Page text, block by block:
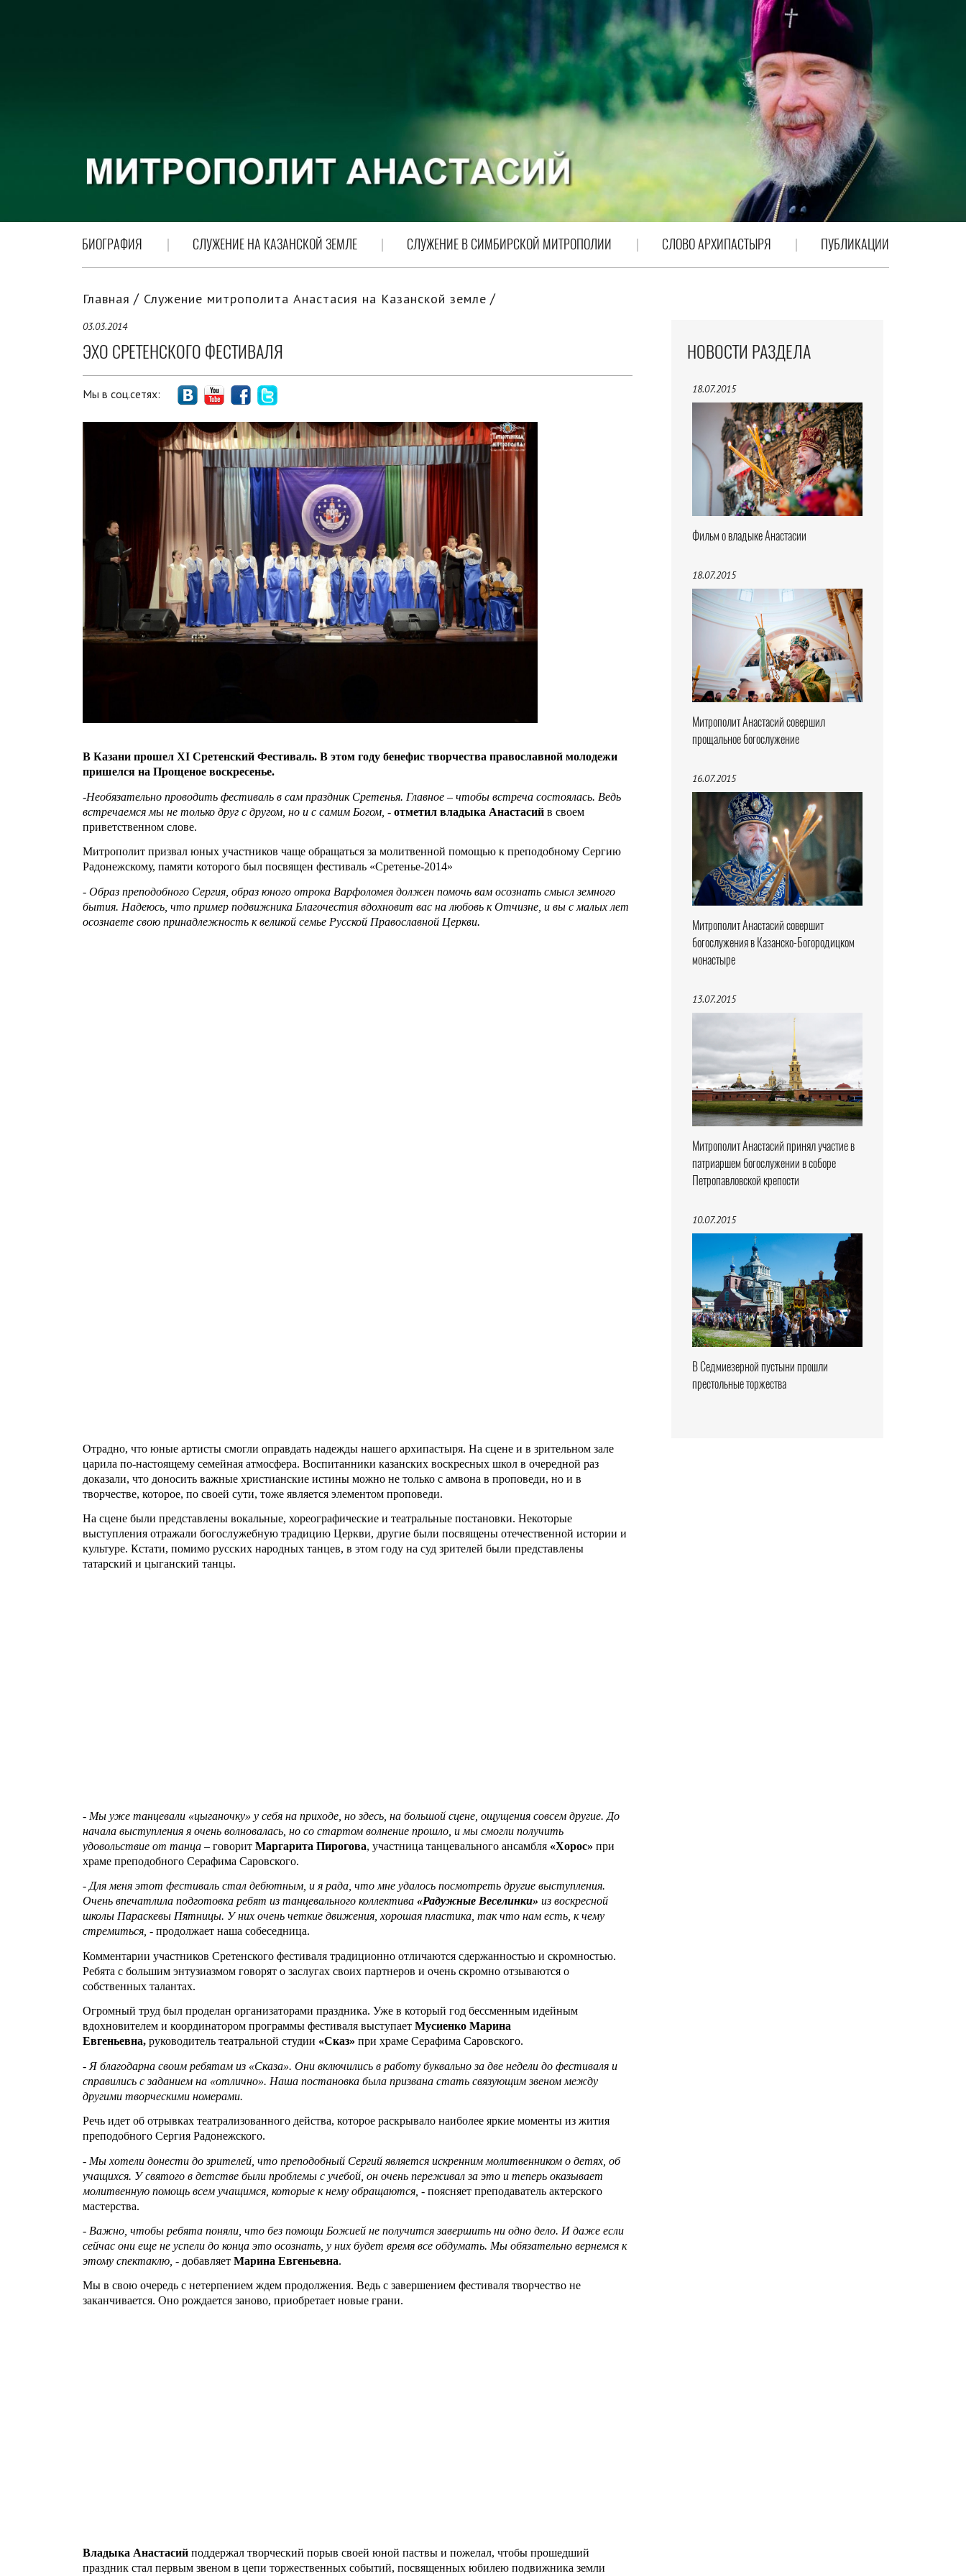
БИОГРАФИЯ СЛУЖЕНИЕ НА КАЗАНСКОЙ ЗЕМЛЕ СЛУЖЕНИЕ В СИМБИРСКОЙ МИТРОПОЛИИ СЛОВО АРХИПАСТЫРЯ ПУБЛИКАЦИИ
НОВОСТИ РАЗДЕЛА
18.07.2015
Фильм о владыке Анастасии
18.07.2015
Митрополит Анастасий совершил
прощальное богослужение
16.07.2015
Митрополит Анастасий совершит
богослужения в Казанско-Богородицком
монастыре
13.07.2015
Митрополит Анастасий принял участие в
патриаршем богослужении в соборе
Петропавловской крепости
10.07.2015
В Седмиезерной пустыни прошли
престольные торжества
Главная Служение митрополита Анастасия на Казанской земле
03.03.2014
ЭХО СРЕТЕНСКОГО ФЕСТИВАЛЯ
Мы в соц.сетях:
В Казани прошел XI Сретенский Фестиваль. В этом году бенефис творчества православной молодежи
пришелся на Прощеное воскресенье.
-Необязательно проводить фестиваль в сам праздник Сретенья. Главное – чтобы встреча состоялась. Ведь
встречаемся мы не только друг с другом, но и с самим Богом, - отметил владыка Анастасий в своем
приветственном слове.
Митрополит призвал юных участников чаще обращаться за молитвенной помощью к преподобному Сергию
Радонежскому, памяти которого был посвящен фестиваль «Сретенье-2014»
- Образ преподобного Сергия, образ юного отрока Варфоломея должен помочь вам осознать смысл земного
бытия. Надеюсь, что пример подвижника Благочестия вдохновит вас на любовь к Отчизне, и вы с малых лет
осознаете свою принадлежность к великой семье Русской Православной Церкви.
Отрадно, что юные артисты смогли оправдать надежды нашего архипастыря. На сцене и в зрительном зале
царила по-настоящему семейная атмосфера. Воспитанники казанских воскресных школ в очередной раз
доказали, что доносить важные христианские истины можно не только с амвона в проповеди, но и в
творчестве, которое, по своей сути, тоже является элементом проповеди.
На сцене были представлены вокальные, хореографические и театральные постановки. Некоторые
выступления отражали богослужебную традицию Церкви, другие были посвящены отечественной истории и
культуре. Кстати, помимо русских народных танцев, в этом году на суд зрителей были представлены
татарский и цыганский танцы.
- Мы уже танцевали «цыганочку» у себя на приходе, но здесь, на большой сцене, ощущения совсем другие. До
начала выступления я очень волновалась, но со стартом волнение прошло, и мы смогли получить
удовольствие от танца – говорит Маргарита Пирогова, участница танцевального ансамбля «Хорос» при
храме преподобного Серафима Саровского.
- Для меня этот фестиваль стал дебютным, и я рада, что мне удалось посмотреть другие выступления.
Очень впечатлила подготовка ребят из танцевального коллектива «Радужные Веселинки» из воскресной
школы Параскевы Пятницы. У них очень четкие движения, хорошая пластика, так что нам есть, к чему
стремиться, - продолжает наша собеседница.
Комментарии участников Сретенского фестиваля традиционно отличаются сдержанностью и скромностью.
Ребята с большим энтузиазмом говорят о заслугах своих партнеров и очень скромно отзываются о
собственных талантах.
Огромный труд был проделан организаторами праздника. Уже в который год бессменным идейным
вдохновителем и координатором программы фестиваля выступает Мусиенко Марина
Евгеньевна, руководитель театральной студии «Сказ» при храме Серафима Саровского.
- Я благодарна своим ребятам из «Сказа». Они включились в работу буквально за две недели до фестиваля и
справились с заданием на «отлично». Наша постановка была призвана стать связующим звеном между
другими творческими номерами.
Речь идет об отрывках театрализованного действа, которое раскрывало наиболее яркие моменты из жития
преподобного Сергия Радонежского.
- Мы хотели донести до зрителей, что преподобный Сергий является искренним молитвенником о детях, об
учащихся. У святого в детстве были проблемы с учебой, он очень переживал за это и теперь оказывает
молитвенную помощь всем учащимся, которые к нему обращаются, - поясняет преподаватель актерского
мастерства.
- Важно, чтобы ребята поняли, что без помощи Божией не получится завершить ни одно дело. И даже если
сейчас они еще не успели до конца это осознать, у них будет время все обдумать. Мы обязательно вернемся к
этому спектаклю, - добавляет Марина Евгеньевна.
Мы в свою очередь с нетерпением ждем продолжения. Ведь с завершением фестиваля творчество не
заканчивается. Оно рождается заново, приобретает новые грани.
Владыка Анастасий поддержал творческий порыв своей юной паствы и пожелал, чтобы прошедший
праздник стал первым звеном в цепи торжественных событий, посвященных юбилею подвижника земли